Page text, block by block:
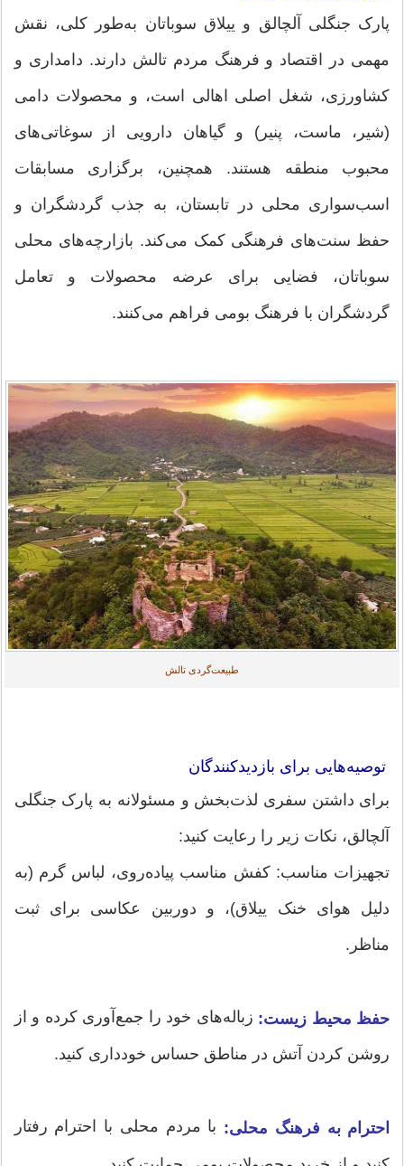
پارک جنگلی آلچالق و ییلاق سوباتان به‌طور کلی، نقش
مهمی در اقتصاد و فرهنگ مردم تالش دارند. دامداری و
کشاورزی، شغل اصلی اهالی است، و محصولات دامی
(شیر، ماست، پنیر) و گیاهان دارویی از سوغاتی‌های
محبوب منطقه هستند. همچنین، برگزاری مسابقات
اسب‌سواری محلی در تابستان، به جذب گردشگران و
حفظ سنت‌های فرهنگی کمک می‌کند. بازارچه‌های محلی
سوباتان، فضایی برای عرضه محصولات و تعامل
گردشگران با فرهنگ بومی فراهم می‌کنند.
طبیعت‌گردی تالش
توصیه‌هایی برای بازدیدکنندگان
برای داشتن سفری لذت‌بخش و مسئولانه به پارک جنگلی
آلچالق، نکات زیر را رعایت کنید:
تجهیزات مناسب: کفش مناسب پیاده‌روی، لباس گرم (به
دلیل هوای خنک ییلاق)، و دوربین عکاسی برای ثبت
مناظر.
حفظ محیط زیست: زباله‌های خود را جمع‌آوری کرده و از
روشن کردن آتش در مناطق حساس خودداری کنید.
احترام به فرهنگ محلی: با مردم محلی با احترام رفتار